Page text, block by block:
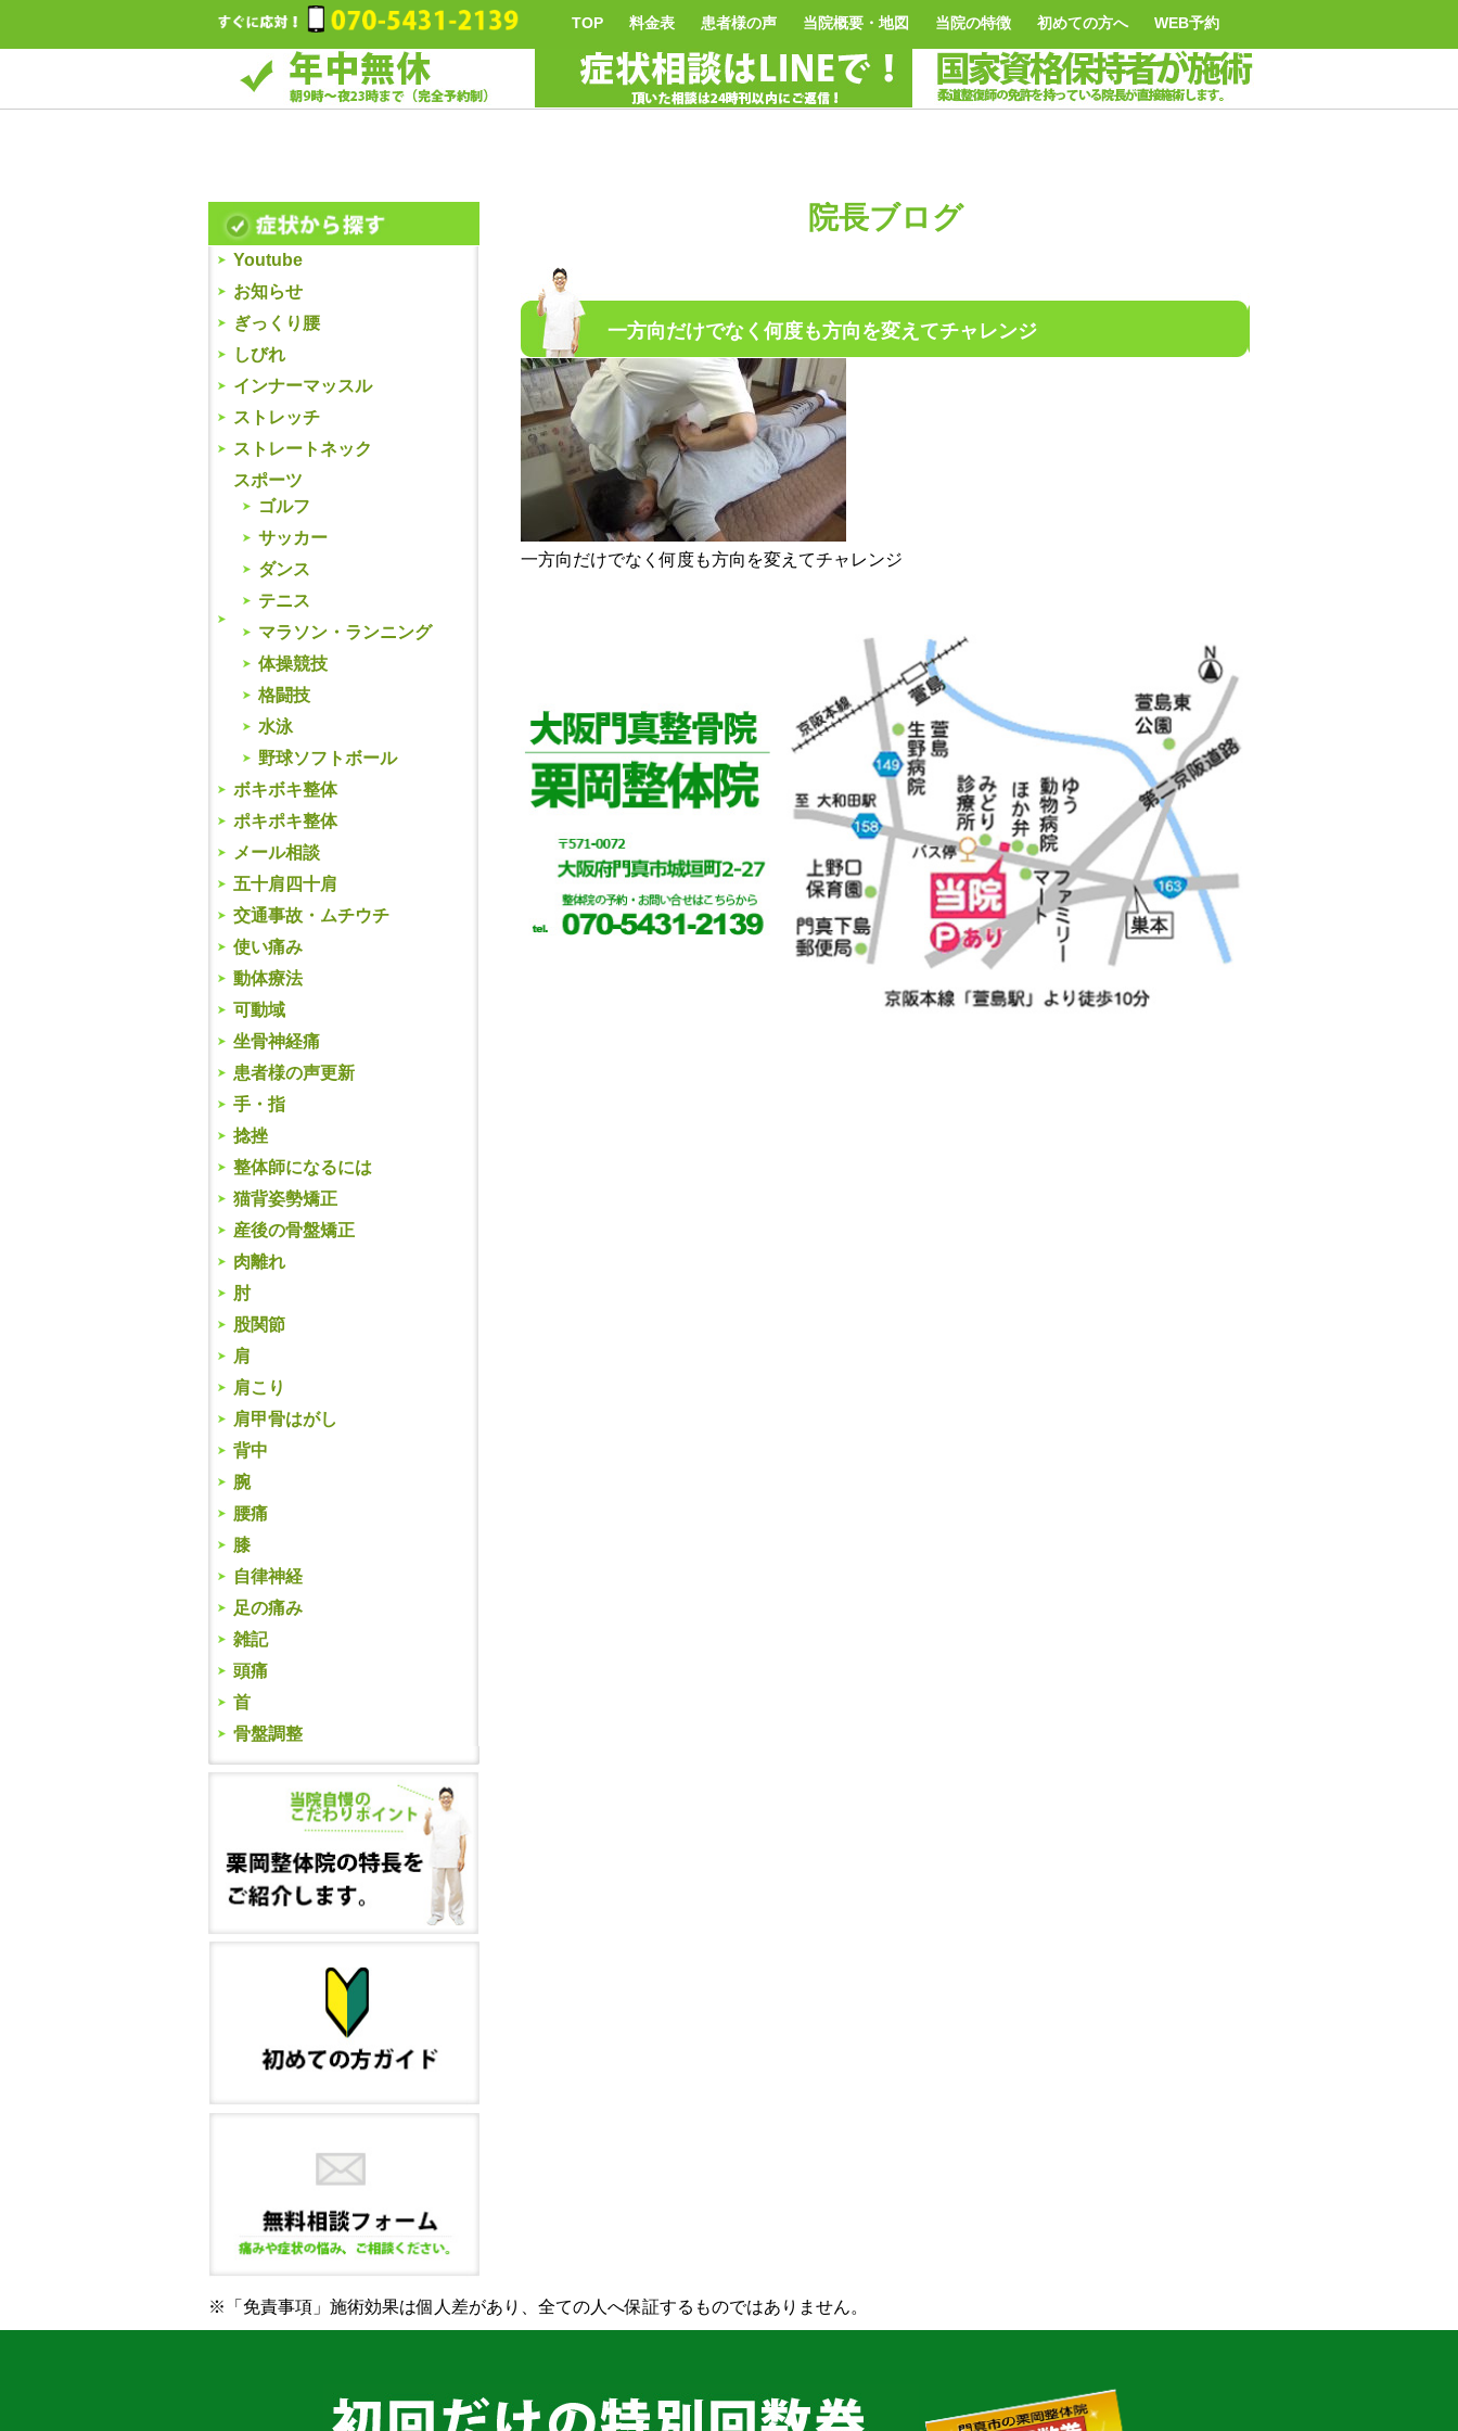
TOP 料金表 患者様の声 当院概要・地図 当院の特徴 初めての方へ WEB予約
Youtube
お知らせ
ぎっくり腰
しびれ
インナーマッスル
ストレッチ
ストレートネック
スポーツ
ゴルフ
サッカー
ダンス
テニス
マラソン・ランニング
体操競技
格闘技
水泳
野球ソフトボール
ボキボキ整体
ポキポキ整体
メール相談
五十肩四十肩
交通事故・ムチウチ
使い痛み
動体療法
可動域
坐骨神経痛
患者様の声更新
手・指
捻挫
整体師になるには
猫背姿勢矯正
産後の骨盤矯正
肉離れ
肘
股関節
肩
肩こり
肩甲骨はがし
背中
腕
腰痛
膝
自律神経
足の痛み
雑記
頭痛
首
骨盤調整
院長ブログ
一方向だけでなく何度も方向を変えてチャレンジ
一方向だけでなく何度も方向を変えてチャレンジ
※「免責事項」施術効果は個人差があり、全ての人へ保証するものではありません。